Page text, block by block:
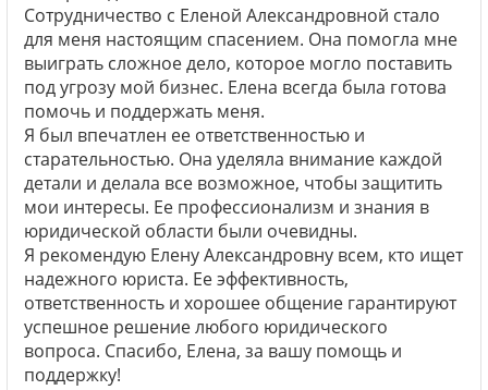
Сотрудничество с Еленой Александровной стало
для меня настоящим спасением. Она помогла мне
выиграть сложное дело, которое могло поставить
под угрозу мой бизнес. Елена всегда была готова
помочь и поддержать меня.
Я был впечатлен ее ответственностью и
старательностью. Она уделяла внимание каждой
детали и делала все возможное, чтобы защитить
мои интересы. Ее профессионализм и знания в
юридической области были очевидны.
Я рекомендую Елену Александровну всем, кто ищет
надежного юриста. Ее эффективность,
ответственность и хорошее общение гарантируют
успешное решение любого юридического
вопроса. Спасибо, Елена, за вашу помощь и
поддержку!